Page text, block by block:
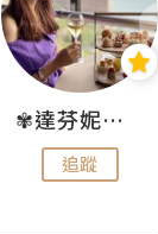
✾達芬妮•愛孩子•愛生活✾
追蹤